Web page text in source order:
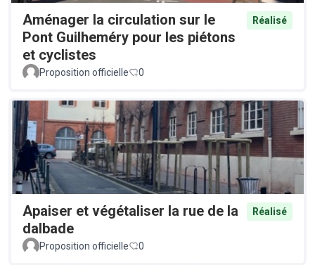
Aménager la circulation sur le
Pont Guilheméry pour les piétons
et cyclistes
Réalisé
Proposition officielle 0
Apaiser et végétaliser la rue de la
dalbade
Réalisé
Proposition officielle 0